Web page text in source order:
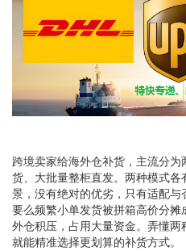
跨境卖家给海外仓补货，主流分
货、大批量整柜直发。两种模式
景，没有绝对的优劣，只有适配与
要么频繁小单发货被拼箱高价分
外仓积压，占用大量资金。弄懂两
就能精准选择更划算的补货方式。